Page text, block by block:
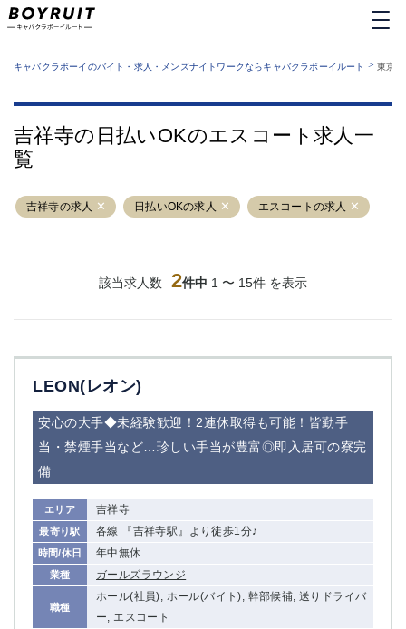
業種から探す
運営者情報
サイトマップ
キャバクラボーイのバイト・求人・メンズナイトワークならキャバクラボーイルート > 東京
吉祥寺の日払いOKのエスコート求人一
覧
吉祥寺の求人 日払いOKの求人 エスコートの求人
該当求人数 2件中 1 〜 15件 を表示
LEON(レオン)
安心の大手◆未経験歓迎！2連休取得も可能！皆勤手
当・禁煙手当など…珍しい手当が豊富◎即入居可の寮完
備
エリア 吉祥寺
最寄り駅 各線 『吉祥寺駅』より徒歩1分♪
時間/休日 年中無休
業種 ガールズラウンジ
職種
ホール(社員), ホール(バイト), 幹部候補, 送りドライバ
ー, エスコート
六本木
池袋
渋谷
大和
立川
①六本木 ②西麻布
赤坂
高円寺
蒲田東口
多摩センター
浜松町
中野
葛西
府中
ひばりヶ丘（北口）
吉祥寺（南口／公園口） 小作・羽村・福生エリア
自由が丘